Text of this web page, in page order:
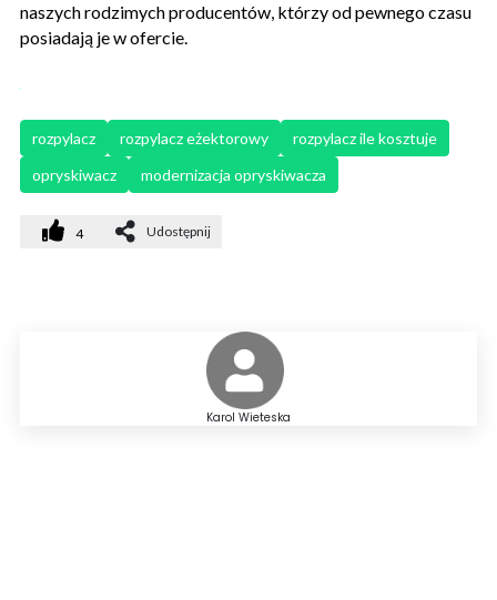
naszych rodzimych producentów, którzy od pewnego czasu
posiadają je w ofercie.
rozpylacz rozpylacz eżektorowy
rozpylacz ile kosztuje
opryskiwacz
modernizacja opryskiwacza
4 Udostępnij
Karol Wieteska